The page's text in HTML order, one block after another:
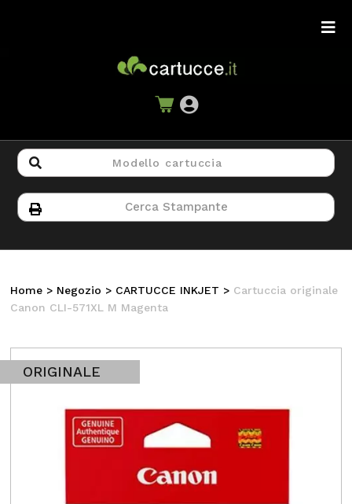
Home > Negozio > CARTUCCE INKJET > Cartuccia originale
Canon CLI-571XL M Magenta
ORIGINALE